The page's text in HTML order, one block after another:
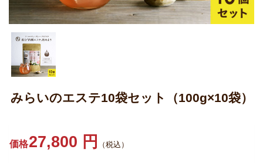
みらいのエステ10袋セット（100g×10袋）
価格27,800 円 （税込）